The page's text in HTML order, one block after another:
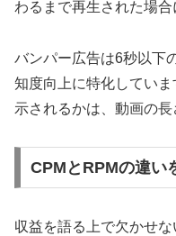
わるまで再生された場合
バンパー広告は6秒以下
知度向上に特化してい
示されるかは、動画の長
CPMとRPMの違い
収益を語る上で欠かせ